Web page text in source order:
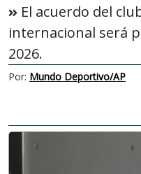
El acuerdo del
internacional será
2026.
Por: Mundo Deportivo/AP